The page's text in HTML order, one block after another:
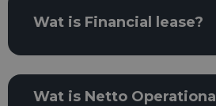
Wat is Financial lease?
Wat is Netto Operational